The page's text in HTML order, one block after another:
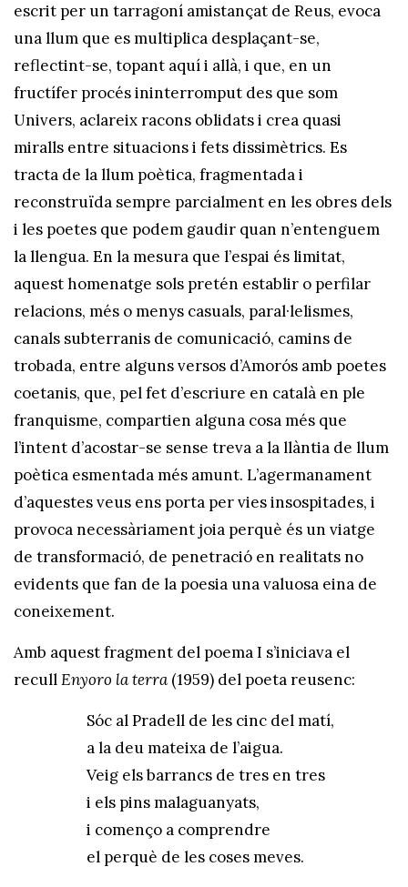
escrit per un tarragoní amistançat de Reus, evoca
una llum que es multiplica desplaçant-se,
reflectint-se, topant aquí i allà, i que, en un
fructífer procés ininterromput des que som
Univers, aclareix racons oblidats i crea quasi
miralls entre situacions i fets dissimètrics. Es
tracta de la llum poètica, fragmentada i
reconstruïda sempre parcialment en les obres dels
i les poetes que podem gaudir quan n’entenguem
la llengua. En la mesura que l’espai és limitat,
aquest homenatge sols pretén establir o perfilar
relacions, més o menys casuals, paral·lelismes,
canals subterranis de comunicació, camins de
trobada, entre alguns versos d’Amorós amb poetes
coetanis, que, pel fet d’escriure en català en ple
franquisme, compartien alguna cosa més que
l’intent d’acostar-se sense treva a la llàntia de llum
poètica esmentada més amunt. L’agermanament
d’aquestes veus ens porta per vies insospitades, i
provoca necessàriament joia perquè és un viatge
de transformació, de penetració en realitats no
evidents que fan de la poesia una valuosa eina de
coneixement.
Amb aquest fragment del poema I s’iniciava el
recullEnyoro la terra (1959) del poeta reusenc:
Sóc al Pradell de les cinc del matí,
a la deu mateixa de l’aigua.
Veig els barrancs de tres en tres
i els pins malaguanyats,
i començo a comprendre
el perquè de les coses meves.